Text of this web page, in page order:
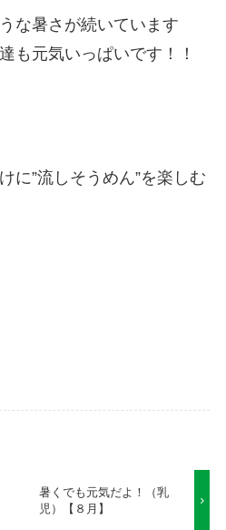
な暑さが続いています
も元気いっぱいです！！
に”流しそうめん”を楽しむ
暑くでも元気だよ！（乳
児）【８月】